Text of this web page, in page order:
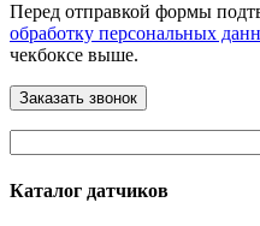
Перед отправкой формы
обработку персональных
чекбоксе выше.
Каталог датчиков